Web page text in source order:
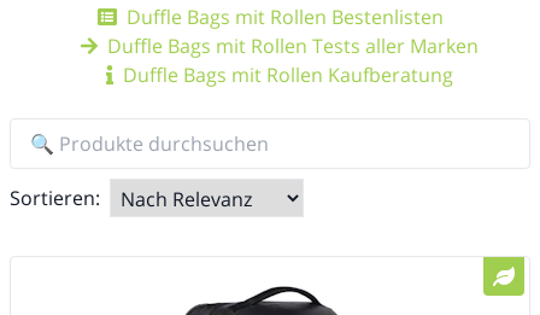
Duffle Bags mit Rollen Bestenlisten
Duffle Bags mit Rollen Tests aller Marken
Duffle Bags mit Rollen Kaufberatung
Sortieren: